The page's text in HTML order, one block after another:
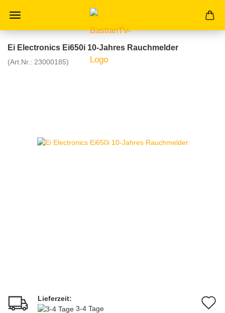
Ei Electronics Ei650i 10-Jahres Rauchmelder
(Art.Nr.: 23000185)
Lieferzeit:
3-4 Tage